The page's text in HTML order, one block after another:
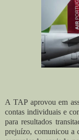
A TAP aprovou em
contas individuais e
para resultados
prejuízo, comunicou a